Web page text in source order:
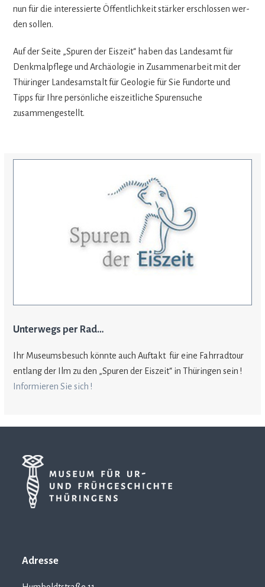
nun für die inter­es­sierte Öffent­lich­keit stär­ker erschlos­sen wer­
den sollen.
Auf der Seite „Spu­ren der Eis­zeit“ haben das Lan­des­amt für
Denk­mal­pflege und Archäo­lo­gie in Zusam­men­ar­beit mit der
Thü­rin­ger Lan­desamstalt für Geo­lo­gie für Sie Fund­orte und
Tipps für Ihre per­sön­li­che eis­zeit­li­che Spu­ren­su­che
zusammengestellt.
Unterwegs per Rad…
Ihr Muse­ums­be­such könnte auch Auf­takt für eine Fahr­rad­tour
ent­lang der Ilm zu den „Spu­ren der Eis­zeit“ in Thü­rin­gen sein !
Infor­mie­ren Sie sich !
Adresse